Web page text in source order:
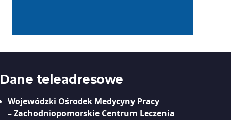
Dane teleadresowe
Wojewódzki Ośrodek Medycyny Pracy
– Zachodniopomorskie Centrum Leczenia